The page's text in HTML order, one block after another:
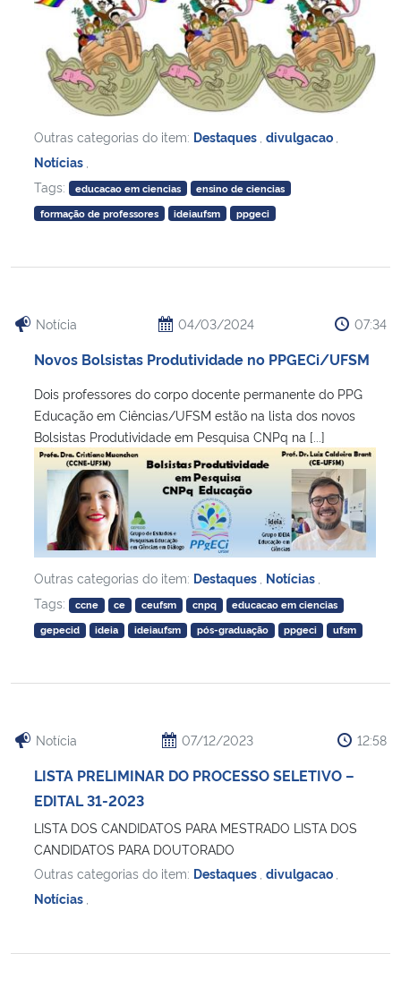
Outras categorias do item: Destaques divulgacao
Notícias
Tags:
educacao em ciencias
ensino de ciencias
formação de professores
ideiaufsm ppgeci
Notícia 04/03/2024 07:34
Novos Bolsistas Produtividade no PPGECi/UFSM
Dois professores do corpo docente permanente do PPG
Educação em Ciências/UFSM estão na lista dos novos
Bolsistas Produtividade em Pesquisa CNPq na [...]
Outras categorias do item: Destaques Notícias
Tags:
ccne ce ceufsm cnpq
educacao em ciencias
gepecid
ideia ideiaufsm pós-graduação ppgeci ufsm
Notícia 07/12/2023 12:58
LISTA PRELIMINAR DO PROCESSO SELETIVO –
EDITAL 31-2023
LISTA DOS CANDIDATOS PARA MESTRADO LISTA DOS
CANDIDATOS PARA DOUTORADO
Outras categorias do item: Destaques divulgacao
Notícias